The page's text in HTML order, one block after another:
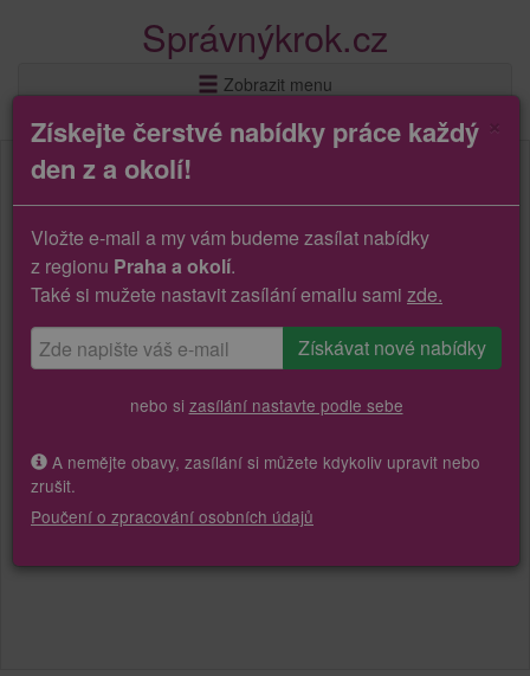
Správnýkrok.cz
Zobrazit menu
Získejte čerstvé nabídky práce každý
den z a okolí!
Vložte e-mail a my vám budeme zasílat nabídky
z regionu Praha a okolí.
Také si mužete nastavit zasílání emailu sami zde.
nebo si zasílání nastavte podle sebe
A nemějte obavy, zasílání si můžete kdykoliv upravit nebo
zrušit.
Poučení o zpracování osobních údajů